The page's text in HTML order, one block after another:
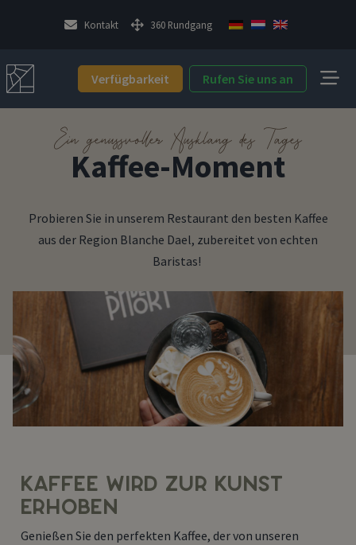
Kontakt 360 Rundgang
Verfügbarkeit Rufen Sie uns an
Ein genussvoller Ausklang des Tages
Kaffee-Moment
Probieren Sie in unserem Restaurant den besten Kaffee
aus der Region Blanche Dael, zubereitet von echten
Baristas!
KAFFEE WIRD ZUR KUNST
ERHOBEN
Genießen Sie den perfekten Kaffee, der von unseren